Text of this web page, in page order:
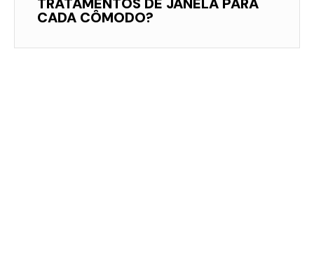
TRATAMENTOS DE JANELA PARA
CADA CÔMODO?